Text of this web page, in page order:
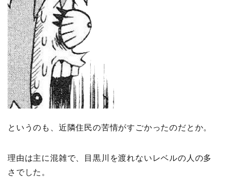
というのも、近隣住民の苦情がすごかったのだとか。
理由は主に混雑で、目黒川を渡れないレベルの人の多
さでした。